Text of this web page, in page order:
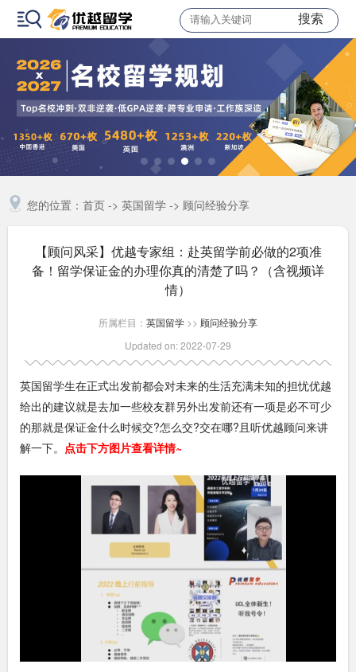
搜索
您的位置： 首页-> 英国留学-> 顾问经验分享
【顾问风采】优越专家组：赴英留学前必做的2项准
备！留学保证金的办理你真的清楚了吗？（含视频详
情）
所属栏目： 英国留学 >> 顾问经验分享
Updated on: 2022-07-29
英国留学生在正式出发前都会对未来的生活充满未知的担忧优越
给出的建议就是去加一些校友群另外出发前还有一项是必不可少
的那就是保证金什么时候交?怎么交?交在哪?且听优越顾问来讲
解一下。 点击下方图片查看详情~